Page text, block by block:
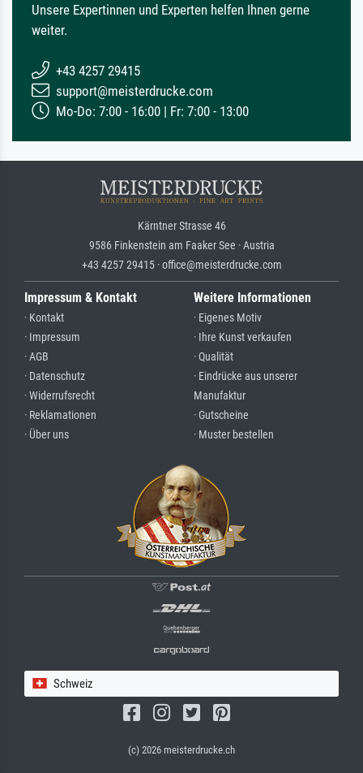
Unsere Expertinnen und Experten helfen Ihnen gerne
weiter.
+43 4257 29415
support@meisterdrucke.com
Mo-Do: 7:00 - 16:00 | Fr: 7:00 - 13:00
Kärntner Strasse 46
9586 Finkenstein am Faaker See · Austria
+43 4257 29415 · office@meisterdrucke.com
Impressum & Kontakt
· Kontakt
· Impressum
· AGB
· Datenschutz
· Widerrufsrecht
· Reklamationen
· Über uns
Weitere Informationen
· Eigenes Motiv
· Ihre Kunst verkaufen
· Qualität
· Eindrücke aus unserer
Manufaktur
· Gutscheine
· Muster bestellen
Schweiz
(c) 2026 meisterdrucke.ch